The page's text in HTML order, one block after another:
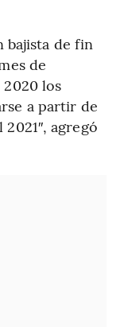
bajista de fin
de
los
a partir de
agregó